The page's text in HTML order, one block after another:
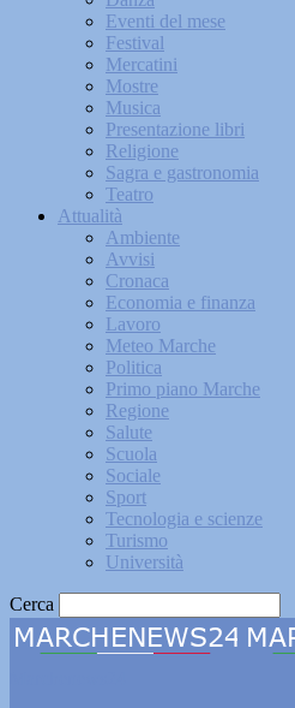
Eventi del mese
Festival
Mercatini
Mostre
Musica
Presentazione libri
Religione
Sagra e gastronomia
Teatro
Attualità
Ambiente
Avvisi
Cronaca
Economia e finanza
Lavoro
Meteo Marche
Politica
Primo piano Marche
Regione
Salute
Scuola
Sociale
Sport
Tecnologia e scienze
Turismo
Università
Cerca